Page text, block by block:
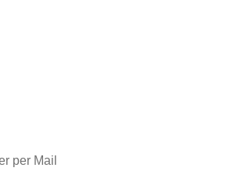
per Mail